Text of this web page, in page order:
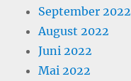
September 2022
August 2022
Juni 2022
Mai 2022